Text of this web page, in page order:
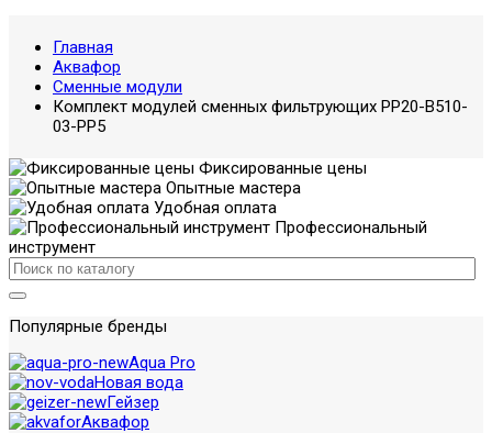
Главная
Аквафор
Сменные модули
Комплект модулей сменных фильтрующих PP20-B510-
03-PP5
Фиксированные цены
Опытные мастера
Удобная оплата
Профессиональный
инструмент
Популярные бренды
Aqua Pro
Новая вода
Гейзер
Аквафор